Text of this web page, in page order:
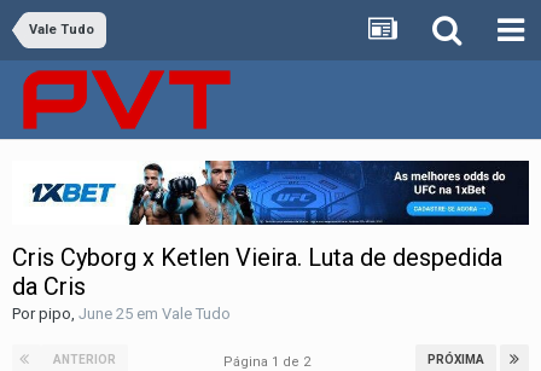
Vale Tudo
Cris Cyborg x Ketlen Vieira. Luta de despedida
da Cris
Porpipo June 25 em Vale Tudo
ANTERIOR PRÓXIMA
Página 1 de 2